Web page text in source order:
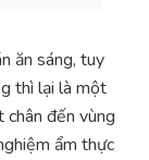
ăn sáng, tuy
thì lại là một
chân đến vùng
ẩm thực